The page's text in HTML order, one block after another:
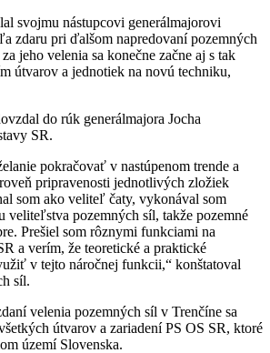
svojmu nástupcovi generálmajorovi
zdaru pri ďalšom napredovaní pozemných
jeho velenia sa konečne začne aj s tak
útvarov a jednotiek na novú techniku,
do rúk generálmajora Jocha
SR.
pokračovať v nastúpenom trende a
pripravenosti jednotlivých zložiek
som ako veliteľ čaty, vykonával som
veliteľstva pozemných síl, takže pozemné
Prešiel som rôznymi funkciami na
a verím, že teoretické a praktické
v tejto náročnej funkcii,“ konštatoval
síl.
velenia pozemných síl v Trenčíne sa
útvarov a zariadení PS OS SR, ktoré
území Slovenska.